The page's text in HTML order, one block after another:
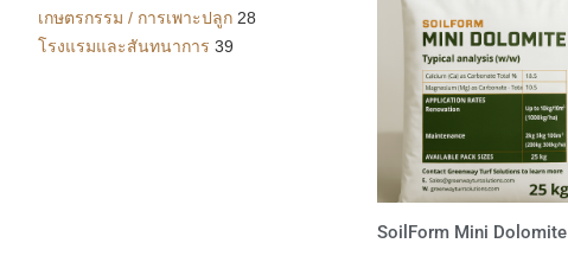
เกษตรกรรม / การเพาะปลูก 28
โรงแรมและสันทนาการ 39
SoilForm Mini Dolomite